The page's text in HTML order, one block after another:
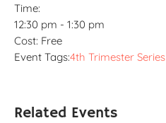
Time:
12:30 pm - 1:30 pm
Cost: Free
Event Tags:4th Trimester Series
Related Events